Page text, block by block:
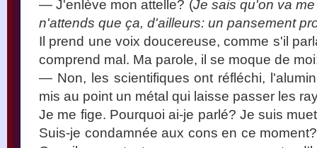
— J'enlève mon attelle? (Je sais qu'on va
n'attends que ça, d'ailleurs: un pansement
Il prend une voix doucereuse, comme s'il
comprend mal. Ma parole, il se moque de
— Non, les scientifiques ont réfléchi,
mis au point un métal qui laisse passer les
Je me fige. Pourquoi ai-je parlé? Je suis
Suis-je condamnée aux cons en ce